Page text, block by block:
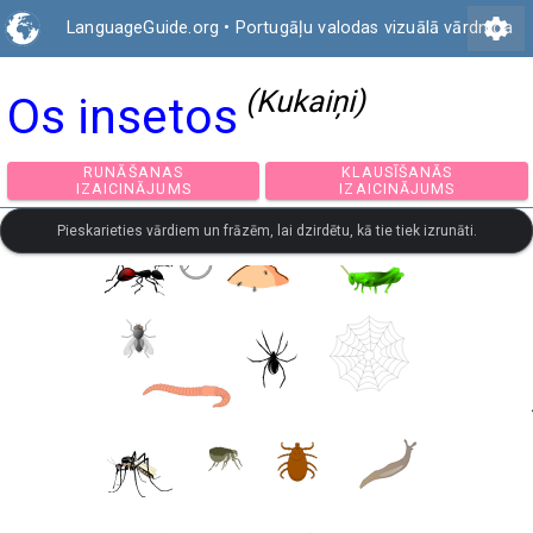
LanguageGuide.org • Portugāļu valodas vizuālā vārdnīca
settings
Os insetos (Kukaiņi)
RUNĀŠANAS
IZAICINĀJUMS
KLAUSĪŠANĀS
IZAICINĀJUMS
Pieskarieties vārdiem un frāzēm, lai dzirdētu, kā tie tiek izrunāti.